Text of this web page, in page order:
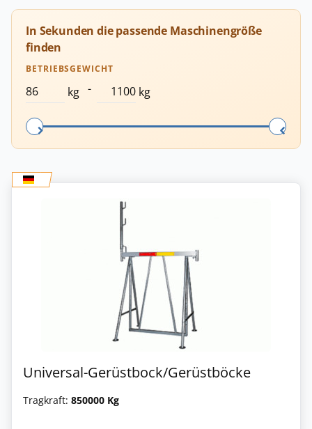
In Sekunden die passende Maschinengröße
finden
BETRIEBSGEWICHT
kg - kg
Universal-Gerüstbock/Gerüstböcke
Tragkraft: 850000 Kg